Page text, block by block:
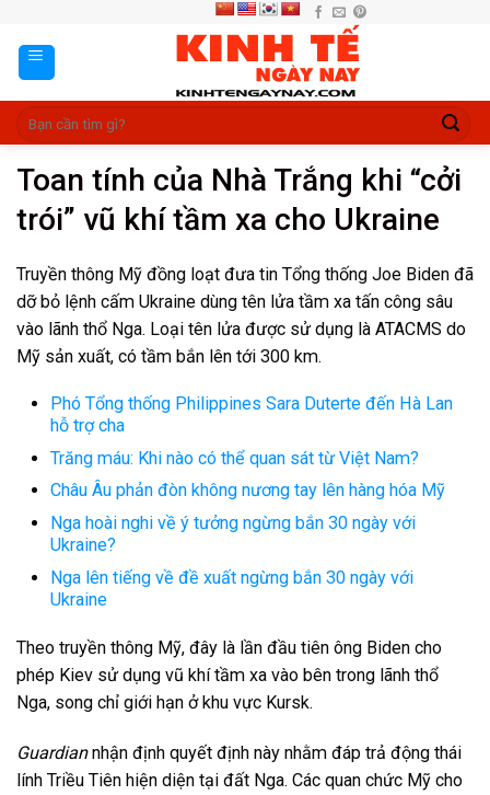
content
Toan tính của Nhà Trắng khi “cởi
trói” vũ khí tầm xa cho Ukraine
Truyền thông Mỹ đồng loạt đưa tin Tổng thống Joe Biden đã
dỡ bỏ lệnh cấm Ukraine dùng tên lửa tầm xa tấn công sâu
vào lãnh thổ Nga. Loại tên lửa được sử dụng là ATACMS do
Mỹ sản xuất, có tầm bắn lên tới 300 km.
Phó Tổng thống Philippines Sara Duterte đến Hà Lan
hỗ trợ cha
Trăng máu: Khi nào có thể quan sát từ Việt Nam?
Châu Âu phản đòn không nương tay lên hàng hóa Mỹ
Nga hoài nghi về ý tưởng ngừng bắn 30 ngày với
Ukraine?
Nga lên tiếng về đề xuất ngừng bắn 30 ngày với
Ukraine
Theo truyền thông Mỹ, đây là lần đầu tiên ông Biden cho
phép Kiev sử dụng vũ khí tầm xa vào bên trong lãnh thổ
Nga, song chỉ giới hạn ở khu vực Kursk.
Guardiannhận định quyết định này nhằm đáp trả động thái
lính Triều Tiên hiện diện tại đất Nga. Các quan chức Mỹ cho